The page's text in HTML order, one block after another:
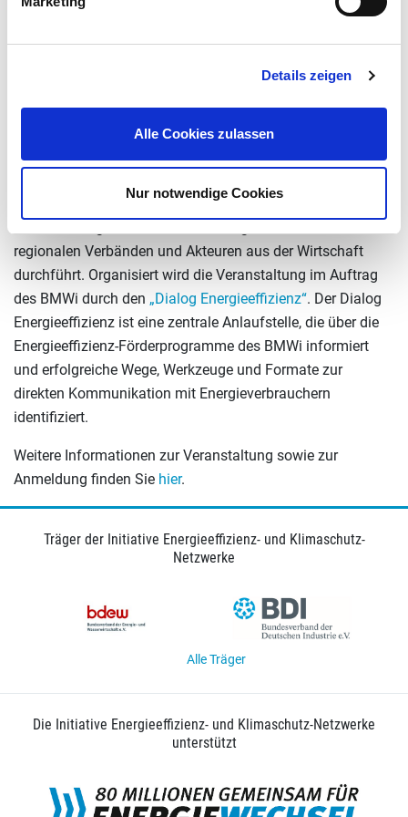
Details zeigen
Alle Cookies zulassen
Nur notwendige Cookies
Bremerhaven, die Handwerkskammer Bremen, die BIS
Bremerhavener Gesellschaft für Investitionsförderung und
Wirtschaftsförderung Bremen sowie die Metropolregion
Nordwest.
„Bremen macht’s effizient“ ist Teil einer
regionalen Verbänden und Akteuren aus der Wirtschaft
durchführt. Organisiert wird die Veranstaltung im Auftrag
des BMWi durch den „Dialog Energieeffizienz“. Der Dialog
Energieeffizienz ist eine zentrale Anlaufstelle, die über die
Energieeffizienz-Förderprogramme des BMWi informiert
und erfolgreiche Wege, Werkzeuge und Formate zur
direkten Kommunikation mit Energieverbrauchern
identifiziert.
Weitere Informationen zur Veranstaltung sowie zur
Anmeldung finden Sie hier.
Träger der Initiative Energieeffizienz- und Klimaschutz-
Netzwerke
Alle Träger
Die Initiative Energieeffizienz- und Klimaschutz-Netzwerke
unterstützt